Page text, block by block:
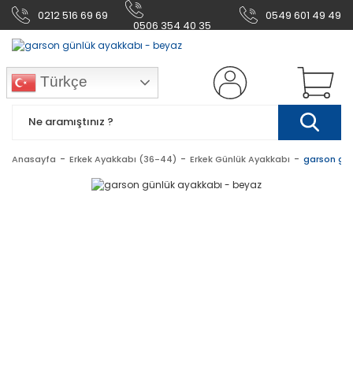
0212 516 69 69
0506 354 40 35
0549 601 49 49
Türkçe
Anasayfa Erkek Ayakkabı (36-44) Erkek Günlük Ayakkabı garson